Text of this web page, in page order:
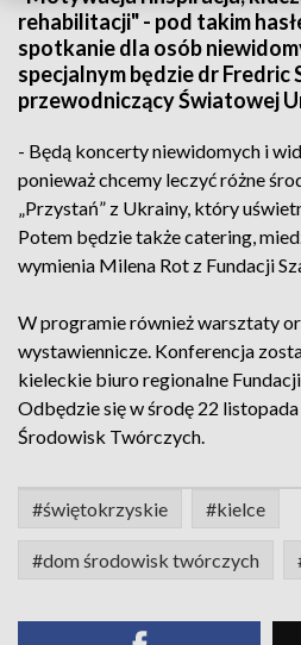
rehabilitacji" - pod takim
spotkanie dla osób
specjalnym będzie dr Fredric
przewodniczący Światowej
- Będą koncerty niewidomych i
ponieważ chcemy leczyć różne
„Przystań” z Ukrainy, który
Potem będzie także catering,
wymienia Milena Rot z Fundacji
W programie również warsztaty
wystawiennicze. Konferencja
kieleckie biuro regionalne
Odbędzie się w środę 22
Środowisk Twórczych.
#świętokrzyskie #kielce
#dom środowisk twórczych